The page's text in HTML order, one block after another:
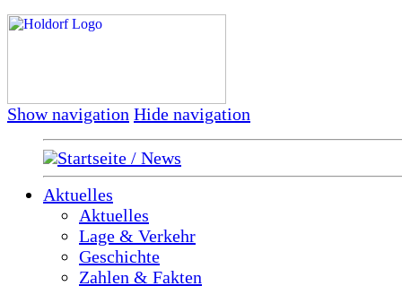
Show navigation Hide navigation
Startseite / News
Aktuelles
Aktuelles
Lage & Verkehr
Geschichte
Zahlen & Fakten